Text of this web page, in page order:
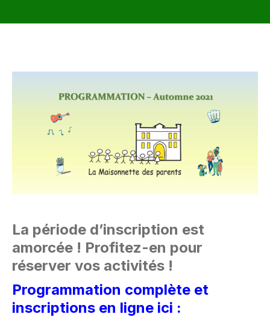
La période d’inscription est
amorcée ! Profitez-en pour
réserver vos activités !
Programmation complète et
inscriptions en ligne ici :